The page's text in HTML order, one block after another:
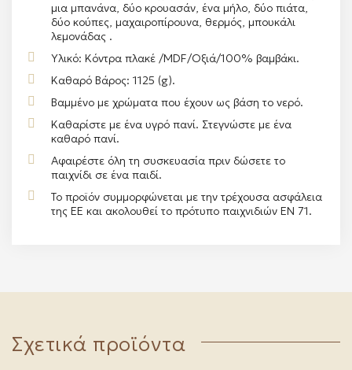
μια μπανάνα, δύο κρουασάν, ένα μήλο, δύο πιάτα,
δύο κούπες, μαχαιροπίρουνα, θερμός, μπουκάλι
λεμονάδας .
Υλικό: Κόντρα πλακέ /MDF/Οξιά/100% βαμβάκι.
Καθαρό Βάρος: 1125 (g).
Βαμμένο με χρώματα που έχουν ως βάση το νερό.
Καθαρίστε με ένα υγρό πανί. Στεγνώστε με ένα
καθαρό πανί.
Αφαιρέστε όλη τη συσκευασία πριν δώσετε το
παιχνίδι σε ένα παιδί.
Το προϊόν συμμορφώνεται με την τρέχουσα ασφάλεια
της ΕΕ και ακολουθεί το πρότυπο παιχνιδιών ΕΝ 71.
Σχετικά προϊόντα